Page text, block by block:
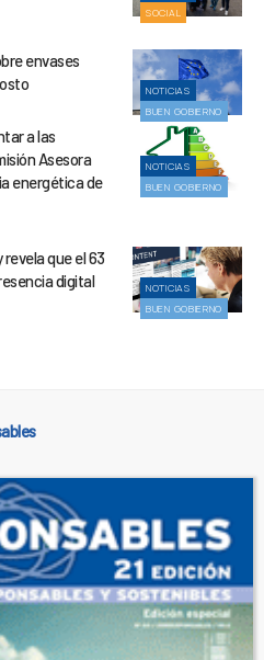
SOCIAL
NOTICIAS
BUEN GOBIERNO
envases
NOTICIAS
BUEN GOBIERNO
a las
Asesora
energética de
NOTICIAS
BUEN GOBIERNO
que el 63
digital